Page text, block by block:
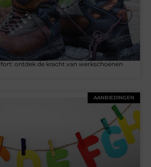
ontdek de kracht van werkschoenen
AANBIEDINGEN